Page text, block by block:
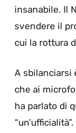
insanabile. Il
svendere il
cui la rottura
A sbilanciarsi
che ai
ha parlato di